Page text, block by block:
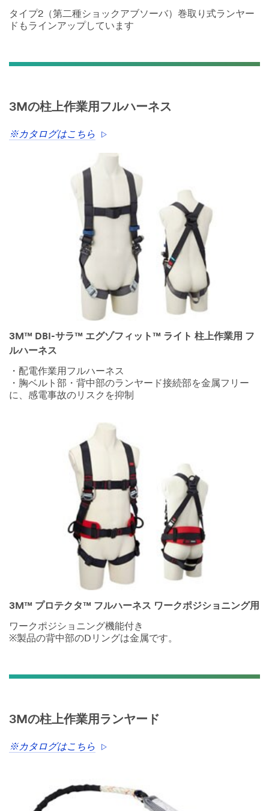
タイプ2（第二種ショックアブソーバ）巻取り式ランヤー
ドもラインアップしています
3Mの柱上作業用フルハーネス
※カタログはこちら
3M™ DBI-サラ™ エグゾフィット™ ライト 柱上作業用 フ
ルハーネス
・配電作業用フルハーネス
・胸ベルト部・背中部のランヤード接続部を金属フリー
に、感電事故のリスクを抑制
3M™ プロテクタ™ フルハーネス ワークポジショニング用
ワークポジショニング機能付き
※製品の背中部のDリングは金属です。
3Mの柱上作業用ランヤード
※カタログはこちら